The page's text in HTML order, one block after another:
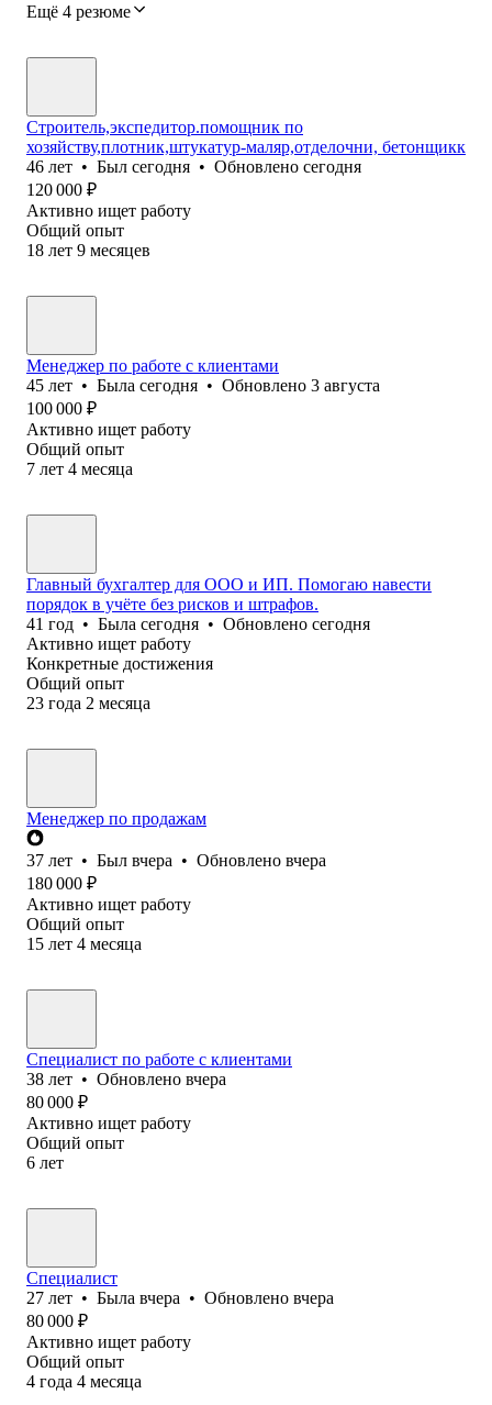
Ещё 4 резюме
Строитель,экспедитор.помощник по
хозяйству,плотник,штукатур-маляр,отделочни, бетонщикк
46 лет • Был сегодня • Обновлено сегодня
120 000 ₽
Активно ищет работу
Общий опыт
18 лет 9 месяцев
Менеджер по работе с клиентами
45 лет • Была сегодня • Обновлено 3 августа
100 000 ₽
Активно ищет работу
Общий опыт
7 лет 4 месяца
Главный бухгалтер для ООО и ИП. Помогаю навести
порядок в учёте без рисков и штрафов.
41 год • Была сегодня • Обновлено сегодня
Активно ищет работу
Конкретные достижения
Общий опыт
23 года 2 месяца
Менеджер по продажам
37 лет • Был вчера • Обновлено вчера
180 000 ₽
Активно ищет работу
Общий опыт
15 лет 4 месяца
Специалист по работе с клиентами
38 лет • Обновлено вчера
80 000 ₽
Активно ищет работу
Общий опыт
6 лет
Специалист
27 лет • Была вчера • Обновлено вчера
80 000 ₽
Активно ищет работу
Общий опыт
4 года 4 месяца